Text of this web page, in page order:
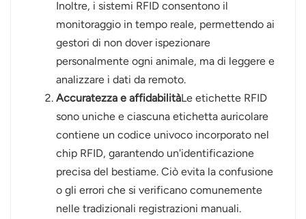
Inoltre, i sistemi RFID consentono il
monitoraggio in tempo reale, permettendo ai
gestori di non dover ispezionare
personalmente ogni animale, ma di leggere e
analizzare i dati da remoto.
Accuratezza e affidabilitàLe etichette RFID
sono uniche e ciascuna etichetta auricolare
contiene un codice univoco incorporato nel
chip RFID, garantendo un'identificazione
precisa del bestiame. Ciò evita la confusione
o gli errori che si verificano comunemente
nelle tradizionali registrazioni manuali.